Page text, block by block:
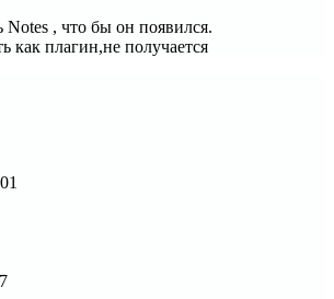
Notes , что бы он появился.
как плагин,не получается